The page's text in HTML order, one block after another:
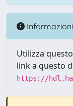
Informazioni
Utilizza
link a questo
https://